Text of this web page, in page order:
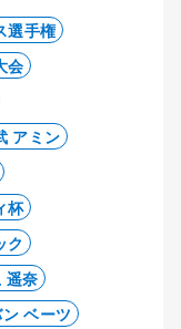
選手権
会
アミン
杯
ク
遥奈
ベーツ